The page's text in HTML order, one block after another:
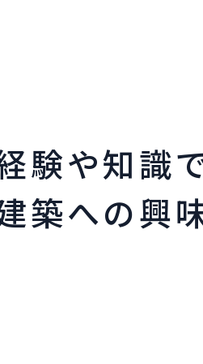
験や知識
築への興